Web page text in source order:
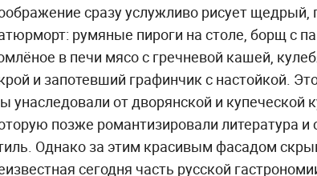
сразу услужливо рисует щедрый,
румяные пироги на столе, борщ с
в печи мясо с гречневой кашей,
и запотевший графинчик с настойкой.
унаследовали от дворянской и купеческой
позже романтизировали литература и
Однако за этим красивым фасадом
сегодня часть русской